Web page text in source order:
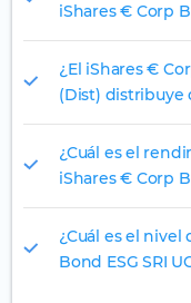
iShares € Corp
¿El iShares €
(Dist) distribuye
¿Cuál es el
iShares € Corp
¿Cuál es el
Bond ESG SRI